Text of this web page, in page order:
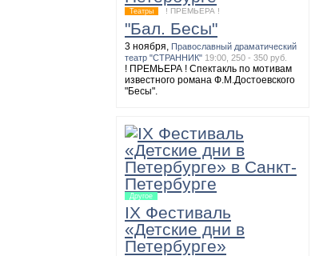
полюбившиеся многим мелодии
группы «АукцЫона».
Театры ! ПРЕМЬЕРА !
"Бал. Бесы"
3 ноября, Православный драматический
театр "СТРАННИК" 19:00, 250 - 350 руб.
! ПРЕМЬЕРА ! Спектакль по мотивам
известного романа Ф.М.Достоевского
"Бесы".
Другое
IX Фестиваль
«Детские дни в
Петербурге»